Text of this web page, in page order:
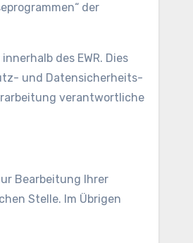
der
des EWR. Dies
und Datensicherheits-
verantwortliche
Bearbeitung Ihrer
Stelle. Im Übrigen